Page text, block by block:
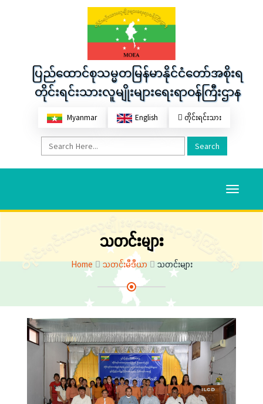
ပြည်ထောင်စုသမ္မတမြန်မာနိုင်ငံတော်အစိုးရ
တိုင်းရင်းသားလူမျိုးများရေးရာဝန်ကြီးဌာန
Myanmar English တိုင်းရင်းသား
Search
Toggle
သတင်းများ
Home သတင်းမီဒီယာ သတင်းများ